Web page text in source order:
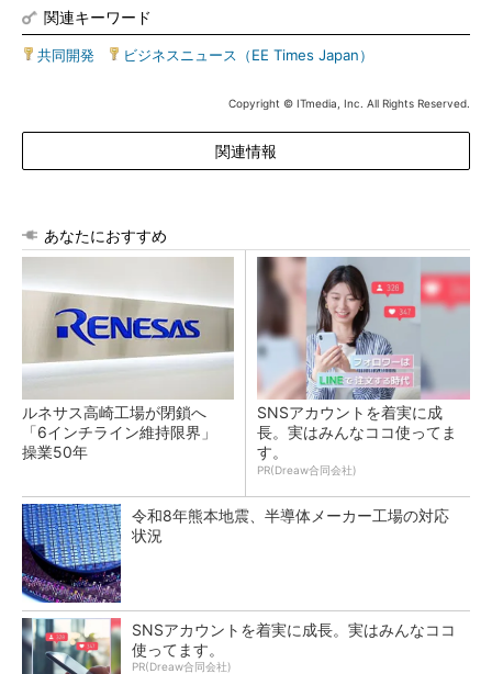
関連キーワード
共同開発 ビジネスニュース（EE Times Japan）
Copyright © ITmedia, Inc. All Rights Reserved.
関連情報
あなたにおすすめ
ルネサス高崎工場が閉鎖へ
「6インチライン維持限界」
操業50年
SNSアカウントを着実に成
長。実はみんなココ使ってま
す。
PR(Dreaw合同会社)
令和8年熊本地震、半導体メーカー工場の対応
状況
SNSアカウントを着実に成長。実はみんなココ
使ってます。
PR(Dreaw合同会社)